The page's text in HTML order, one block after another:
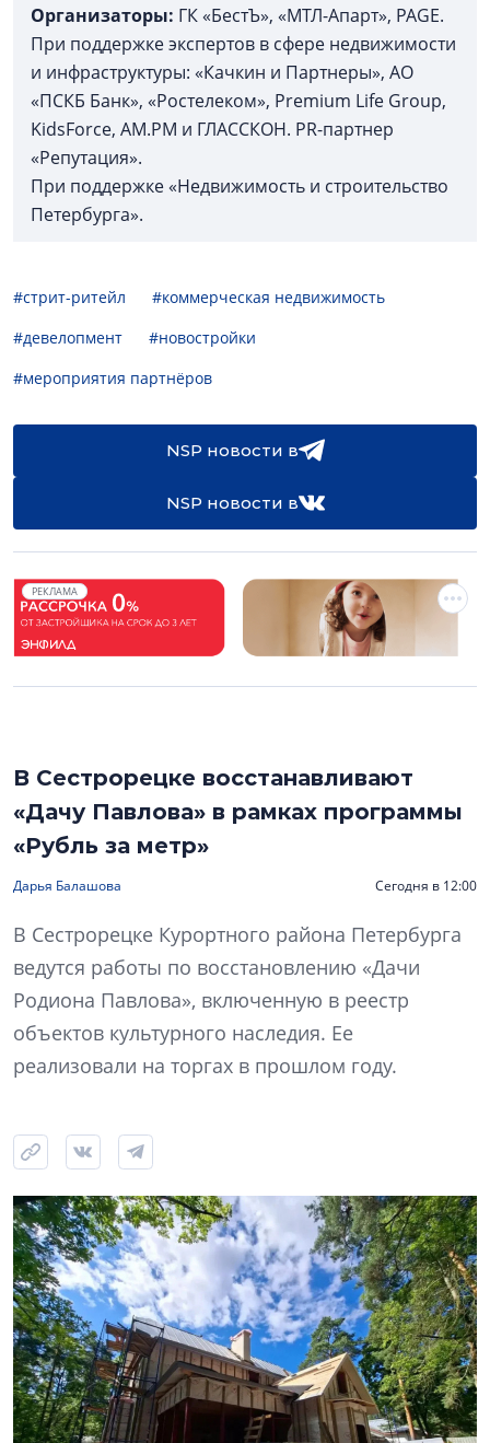
Организаторы: ГК «БестЪ», «МТЛ-Апарт», PAGE.
При поддержке экспертов в сфере недвижимости
и инфраструктуры: «Качкин и Партнеры», АО
«ПСКБ Банк», «Ростелеком», Premium Life Group,
KidsForce, AM.PM и ГЛАССКОН. PR-партнер
«Репутация».
При поддержке «Недвижимость и строительство
Петербурга».
#стрит-ритейл
#коммерческая недвижимость
#девелопмент
#новостройки
#мероприятия партнёров
NSP новости в
NSP новости в
РЕКЛАМА
В Сестрорецке восстанавливают
«Дачу Павлова» в рамках программы
«Рубль за метр»
Дарья Балашова Сегодня в 12:00
В Сестрорецке Курортного района Петербурга
ведутся работы по восстановлению «Дачи
Родиона Павлова», включенную в реестр
объектов культурного наследия. Ее
реализовали на торгах в прошлом году.